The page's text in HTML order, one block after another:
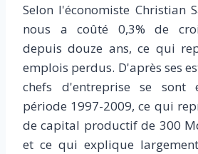
Selon l'économiste Christian
nous a coûté 0,3% de
depuis douze ans, ce qui
emplois perdus. D'après ses
chefs d'entreprise se sont
période 1997-2009, ce qui
de capital productif de 300
et ce qui explique